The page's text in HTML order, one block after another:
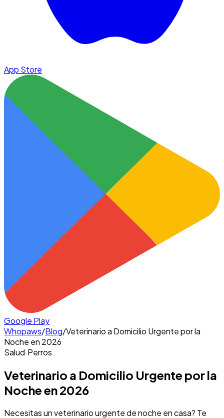
App Store
Google Play
Whopaws/Blog/Veterinario a Domicilio Urgente por la
Noche en 2026
Salud·Perros
Veterinario a Domicilio Urgente por la
Noche en 2026
Necesitas un veterinario urgente de noche en casa? Te